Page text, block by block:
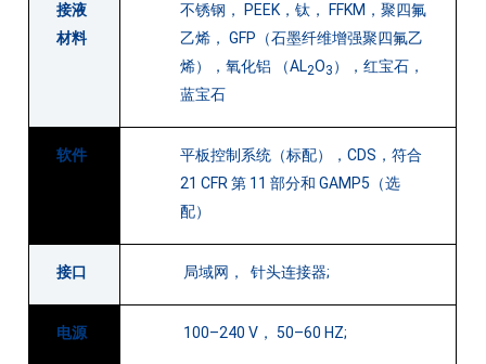
接液
材料
不锈钢， PEEK，钛， FFKM，聚四氟
乙烯， GFP（石墨纤维增强聚四氟乙
烯），氧化铝 （AL2O3 ），红宝石，
蓝宝石
软件
平板控制系统（标配），CDS，符合
21 CFR 第 11 部分和 GAMP5（选
配）
接口 局域网， 针头连接器;
电源 100–240 V， 50–60 HZ;